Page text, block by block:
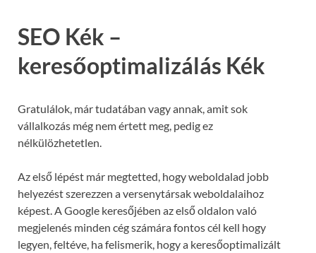
SEO Kék –
keresőoptimalizálás Kék
Gratulálok, már tudatában vagy annak, amit sok
vállalkozás még nem értett meg, pedig ez
nélkülözhetetlen.
Az első lépést már megtetted, hogy weboldalad jobb
helyezést szerezzen a versenytársak weboldalaihoz
képest. A Google keresőjében az első oldalon való
megjelenés minden cég számára fontos cél kell hogy
legyen, feltéve, ha felismerik, hogy a keresőoptimalizált